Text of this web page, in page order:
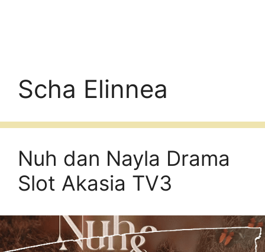
Scha Elinnea
Nuh dan Nayla Drama
Slot Akasia TV3